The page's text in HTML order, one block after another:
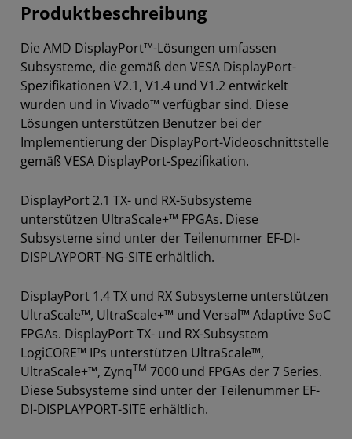
Produktbeschreibung
Die AMD DisplayPort™-Lösungen umfassen
Subsysteme, die gemäß den VESA DisplayPort-
Spezifikationen V2.1, V1.4 und V1.2 entwickelt
wurden und in Vivado™ verfügbar sind. Diese
Lösungen unterstützen Benutzer bei der
Implementierung der DisplayPort-Videoschnittstelle
gemäß VESA DisplayPort-Spezifikation.
DisplayPort 2.1 TX- und RX-Subsysteme
unterstützen UltraScale+™ FPGAs. Diese
Subsysteme sind unter der Teilenummer EF-DI-
DISPLAYPORT-NG-SITE erhältlich.
DisplayPort 1.4 TX und RX Subsysteme unterstützen
UltraScale™, UltraScale+™ und Versal™ Adaptive SoC
FPGAs. DisplayPort TX- und RX-Subsystem
LogiCORE™ IPs unterstützen UltraScale™,
UltraScale+™, ZynqTM 7000 und FPGAs der 7 Series.
Diese Subsysteme sind unter der Teilenummer EF-
DI-DISPLAYPORT-SITE erhältlich.